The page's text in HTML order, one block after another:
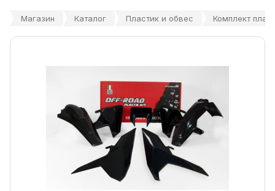
Магазин Каталог Пластик и обвес Комплект